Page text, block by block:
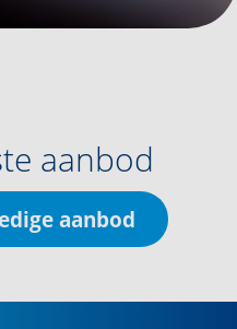
aanbod
aanbod